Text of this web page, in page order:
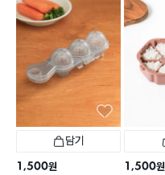
담기
1,500원 1,500원